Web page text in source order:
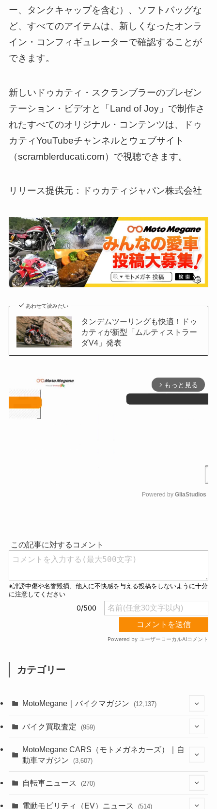
ー、タンクキャップを含む）、ソフトバッグな
ど、すべてのアイテムは、新しくなったオンラ
イン・コンフィギュレーターで確認することが
できます。
新しいドゥカティ・スクランブラーのプレゼン
テーション・ビデオと「Land of Joy」で制作さ
れたすべてのオリジナル・コンテンツは、ドゥ
カティYouTubeチャンネルとウェブサイト
（scramblerducati.com）で視聴できます。
リリース提供元：ドゥカティジャパン株式会社
あわせて読みたい
タンデムツーリングも快適！ドゥ
カティが新型「ムルティストラー
ダV4」発表
arrow_forward_ios もっと見る
Powered by GliaStudios
カテゴリー
MotoMegane｜バイクマガジン (12,137)
(44)
(639)(306)
バイク買取査定 (959)
(352)
MotoMegane CARS（モトメガネカーズ）｜自
動車マガジン
(3,607)
(186)
自転車ニュース (270)
(54)
電動モビリティ（EV）ニュース (514)